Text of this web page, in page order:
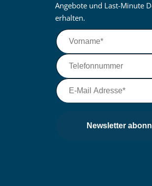
Angebote und Last-Minute
erhalten.
Newsletter